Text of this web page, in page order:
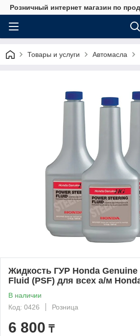
Розничный интернет магазин по
Товары и услуги Автомасла
Жидкость ГУР Honda Genuine
Fluid (PSF) для всех а/м
В наличии
Код: 0426
Розница
6 800 ₸